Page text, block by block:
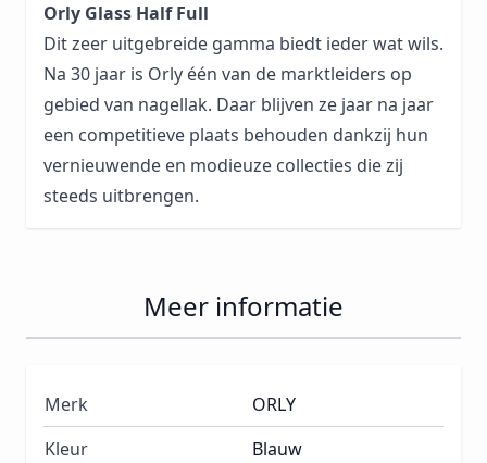
Orly Glass Half Full
Dit zeer uitgebreide gamma biedt ieder wat wils.
Na 30 jaar is Orly één van de marktleiders op
gebied van nagellak. Daar blijven ze jaar na jaar
een competitieve plaats behouden dankzij hun
vernieuwende en modieuze collecties die zij
steeds uitbrengen.
Meer informatie
Merk
ORLY
Kleur
Blauw